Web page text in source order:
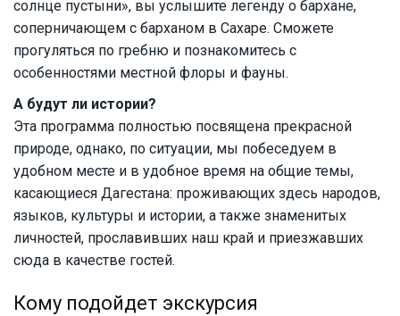
солнце пустыни», вы услышите легенду о бархане,
соперничающем с барханом в Сахаре. Сможете
прогуляться по гребню и познакомитесь с
особенностями местной флоры и фауны.
А будут ли истории?
Эта программа полностью посвящена прекрасной
природе, однако, по ситуации, мы побеседуем в
удобном месте и в удобное время на общие темы,
касающиеся Дагестана: проживающих здесь народов,
языков, культуры и истории, а также знаменитых
личностей, прославивших наш край и приезжавших
сюда в качестве гостей.
Кому подойдет экскурсия